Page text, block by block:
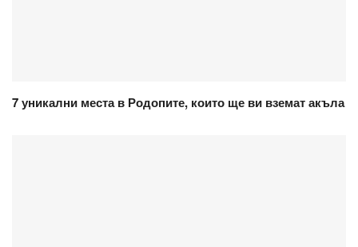
7 уникални места в Родопите, които ще ви вземат акъла